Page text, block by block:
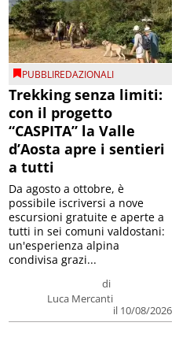
PUBBLIREDAZIONALI
Trekking senza limiti:
con il progetto
“CASPITA” la Valle
d’Aosta apre i sentieri
a tutti
di
Luca Mercanti
il 10/08/2026
Da agosto a ottobre, è
possibile iscriversi a nove
escursioni gratuite e aperte a
tutti in sei comuni valdostani:
un'esperienza alpina
condivisa grazi...